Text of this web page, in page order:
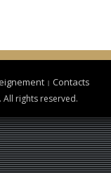
Contacts
All rights reserved.